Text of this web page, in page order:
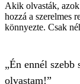
Akik olvasták,
hozzá a szerelmes
könnyezte. Csak
„Én ennél
olvastam!”